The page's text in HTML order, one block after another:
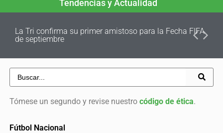
Tendencias y Actualidad
La Tri confirma su primer amistoso para la Fecha FIFA
de septiembre
Tómese un segundo y revise nuestro código de ética.
Fútbol Nacional